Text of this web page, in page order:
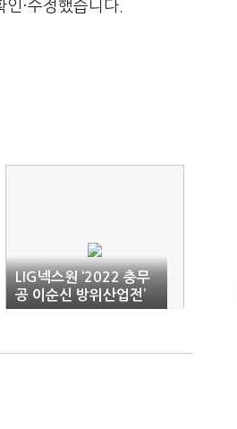
·수정했습니다.
LIG넥스원 ‘2022 충무
공 이순신 방위산업전’
참가